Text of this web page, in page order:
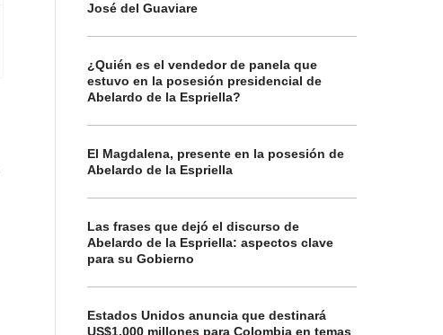
José del Guaviare
¿Quién es el vendedor de panela que
estuvo en la posesión presidencial de
Abelardo de la Espriella?
El Magdalena, presente en la posesión de
Abelardo de la Espriella
Las frases que dejó el discurso de
Abelardo de la Espriella: aspectos clave
para su Gobierno
Estados Unidos anuncia que destinará
US$1.000 millones para Colombia en temas